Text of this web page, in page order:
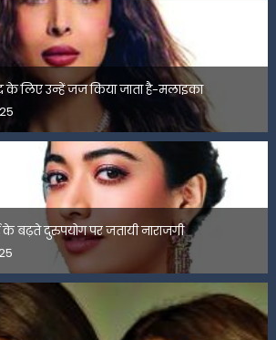
लिए उन्हें जज किया जाता है-मलाइका
बढ़ते दुरुपयोग पर जतायी नाराजगी